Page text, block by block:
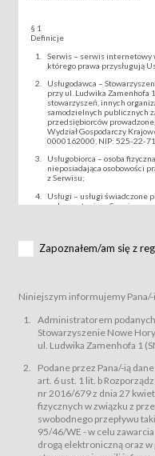
§ 1
Definicje
Serwis – serwis internetowy
którego prawa przysługują
Usługodawca –
przy ul. Ludwika Zamenhofa
stowarzyszeń, innych
samodzielnych publicznych
przedsiębiorców
Wydział Gospodarczy
0000162000, NIP: 525-22-
Usługobiorca – osoba
nieposiadająca osobowości
z Serwisu;
Usługi – usługi świadczone
wykorzystaniem Serwisu;
za pośrednictwem Serwisu;
podmiotom z branży mediów
Bilety – wybrane dokumenty
Usługodawcą i
przewidziane przez
do uczestnictwa w wielu
Sklep – sklep internetowy
Regulamin – niniejszy
§ 2
Postanowienia ogólne
Regulamin określa zasady:
świadczenia
Zapoznałem/am się z
Niniejszym informujemy Pana/-
Administratorem
Stowarzyszenie Nowe
ul. Ludwika Zamenhofa 1
Podane przez Pana/-ią
art. 6 ust. 1 lit. b
nr 2016/679 z dnia 27
fizycznych w związku z
swobodnego przepływu
95/46/WE - w celu
drogą elektroniczną oraz w